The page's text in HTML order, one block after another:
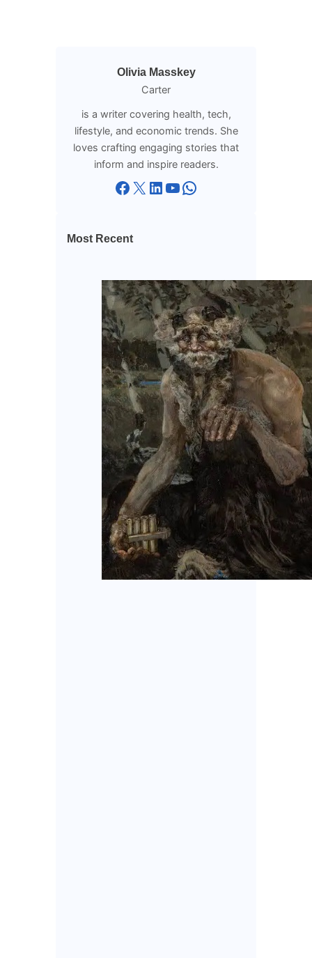
Olivia Masskey
Carter
is a writer covering health, tech,
lifestyle, and economic trends. She
loves crafting engaging stories that
inform and inspire readers.
Facebook X LinkedIn YouTube WhatsApp
Most Recent